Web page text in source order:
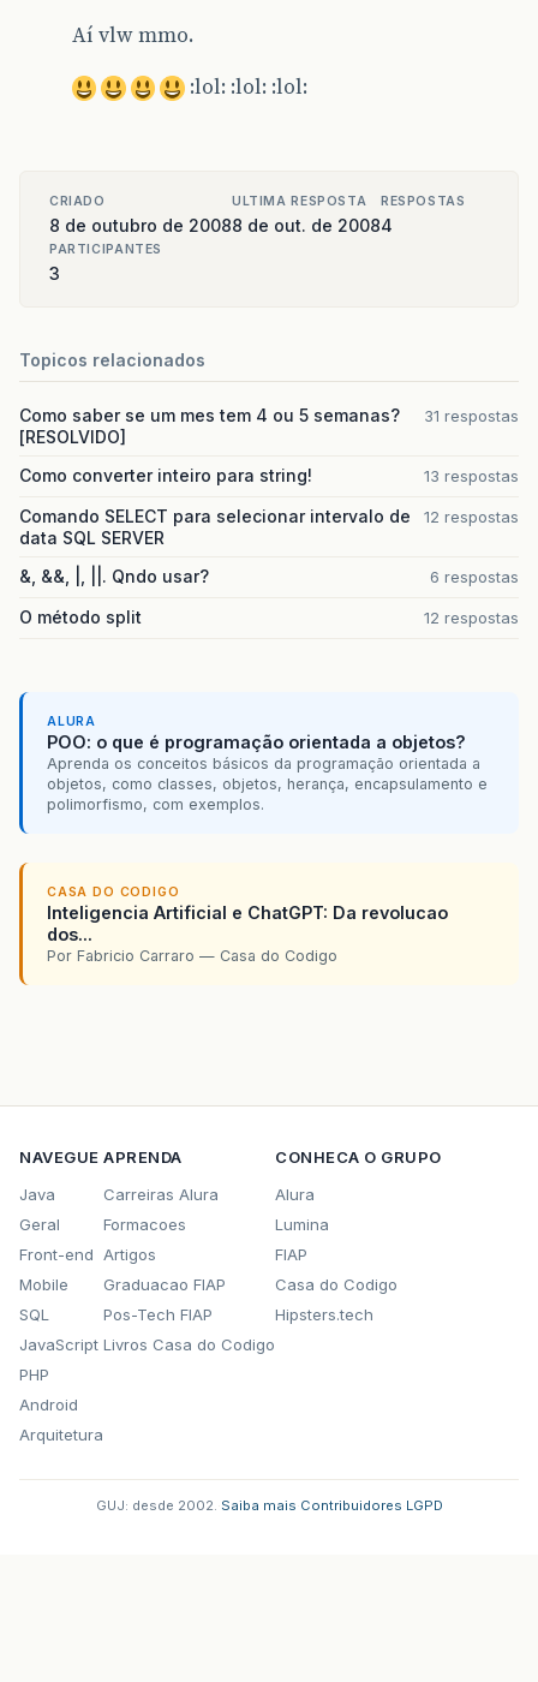
Aí vlw mmo.
:lol: :lol: :lol:
CRIADO
8 de outubro de 2008
ULTIMA RESPOSTA
8 de out. de 2008
RESPOSTAS
4
PARTICIPANTES
3
Topicos relacionados
Como saber se um mes tem 4 ou 5 semanas?
[RESOLVIDO]
31 respostas
Como converter inteiro para string! 13 respostas
Comando SELECT para selecionar intervalo de
data SQL SERVER
12 respostas
&, &&, |, ||. Qndo usar? 6 respostas
O método split 12 respostas
ALURA
POO: o que é programação orientada a objetos?
Aprenda os conceitos básicos da programação orientada a
objetos, como classes, objetos, herança, encapsulamento e
polimorfismo, com exemplos.
CASA DO CODIGO
Inteligencia Artificial e ChatGPT: Da revolucao
dos...
Por Fabricio Carraro — Casa do Codigo
NAVEGUE
Java
Geral
Front-end
Mobile
SQL
JavaScript
PHP
Android
Arquitetura
APRENDA
Carreiras Alura
Formacoes
Artigos
Graduacao FIAP
Pos-Tech FIAP
Livros Casa do Codigo
CONHECA O GRUPO
Alura
Lumina
FIAP
Casa do Codigo
Hipsters.tech
GUJ: desde 2002. Saiba mais Contribuidores LGPD